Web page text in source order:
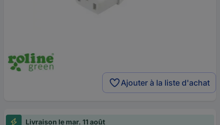
Ajouter à la liste d'achat
Livraison le mar. 11 août